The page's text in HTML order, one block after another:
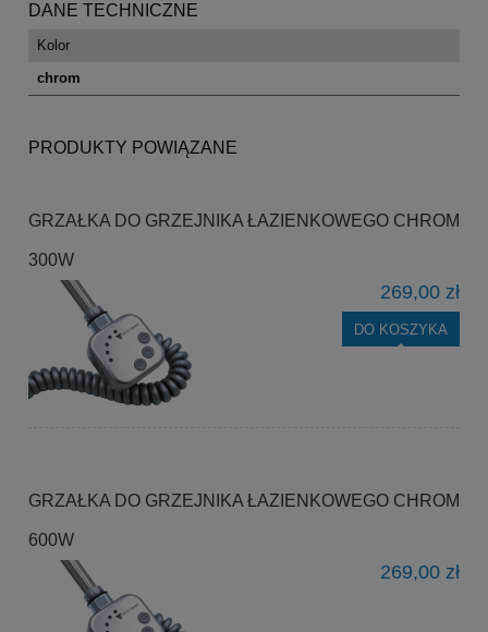
DANE TECHNICZNE
Kolor
chrom
PRODUKTY POWIĄZANE
GRZAŁKA DO GRZEJNIKA ŁAZIENKOWEGO CHROM
300W
269,00 zł
DO KOSZYKA
GRZAŁKA DO GRZEJNIKA ŁAZIENKOWEGO CHROM
600W
269,00 zł